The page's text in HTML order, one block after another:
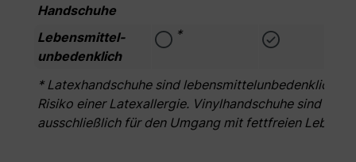
Handschuhe
Lebensmittel­
unbedenklich
*
* Latexhandschuhe sind lebensmittelunbedenklich.
Risiko einer Latexallergie. Vinylhandschuhe sind
ausschließlich für den Umgang mit fettfreien